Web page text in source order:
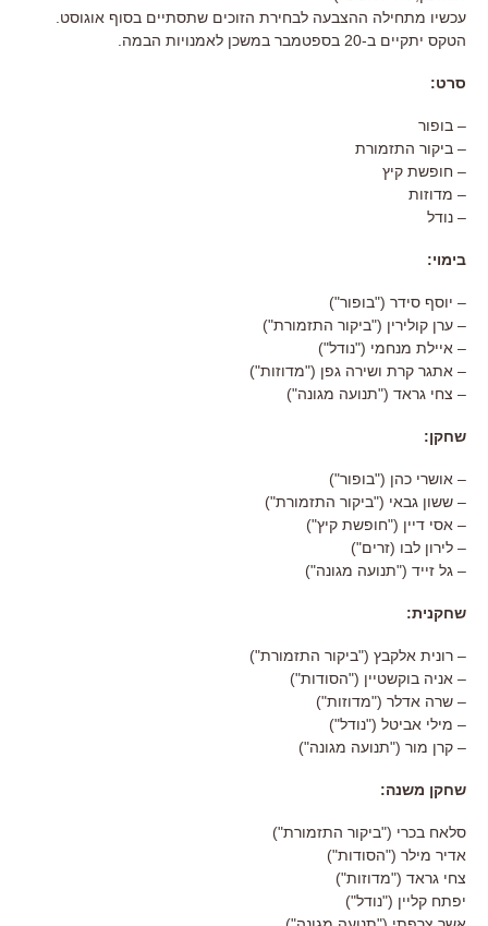
עכשיו מתחילה ההצבעה לבחירת הזוכים שתסתיים בסוף אוגוסט.
הטקס יתקיים ב-20 בספטמבר במשכן לאמנויות הבמה.
סרט:
– בופור
– ביקור התזמורת
– חופשת קיץ
– מדוזות
– נודל
בימוי:
– יוסף סידר ("בופור")
– ערן קולירין ("ביקור התזמורת")
– איילת מנחמי ("נודל")
– אתגר קרת ושירה גפן ("מדוזות")
– צחי גראד ("תנועה מגונה")
שחקן:
– אושרי כהן ("בופור")
– ששון גבאי ("ביקור התזמורת")
– אסי דיין ("חופשת קיץ")
– לירון לבו (זרים")
– גל זייד ("תנועה מגונה")
שחקנית:
– רונית אלקבץ ("ביקור התזמורת")
– אניה בוקשטיין ("הסודות")
– שרה אדלר ("מדוזות")
– מילי אביטל ("נודל")
– קרן מור ("תנועה מגונה")
שחקן משנה:
סלאח בכרי ("ביקור התזמורת")
אדיר מילר ("הסודות")
צחי גראד ("מדוזות")
יפתח קליין ("נודל")